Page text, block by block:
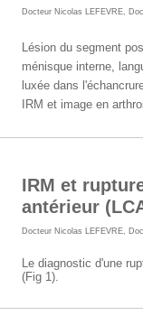
Docteur Nicolas LEFEVRE
Lésion du segment
ménisque interne,
luxée dans
IRM et image en
IRM et
antérieur
Docteur Nicolas LEFEVRE
Le diagnostic d'une
(Fig 1).